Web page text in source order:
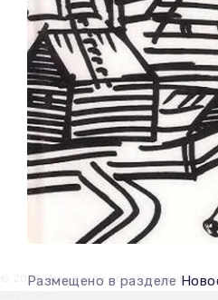
Размещено в разделе
© 2026 Иркутский областной